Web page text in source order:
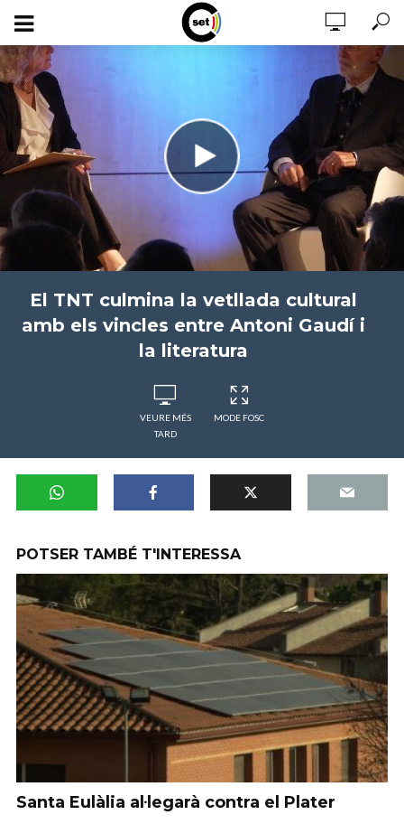
El TNT culmina la vetllada cultural
amb els vincles entre Antoni Gaudí i
la literatura
VEURE MÉS
TARD
MODE FOSC
POTSER TAMBÉ T'INTERESSA
Santa Eulàlia al·legarà contra el Plater